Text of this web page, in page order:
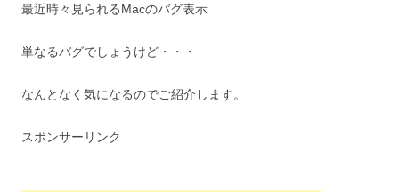
c
e
o
o
tt
er
e
ail
最近時々見られるMacのバグ表示
単なるバグでしょうけど・・・
なんとなく気になるのでご紹介します。
スポンサーリンク